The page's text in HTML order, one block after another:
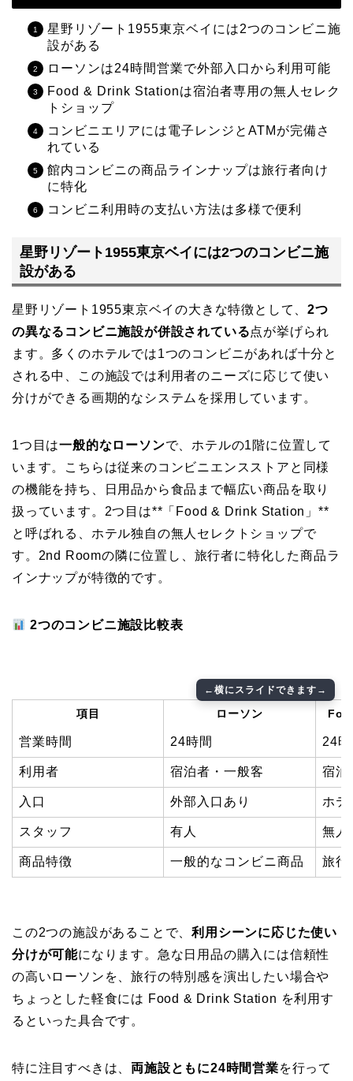
星野リゾート1955東京ベイには2つのコンビニ施
設がある
ローソンは24時間営業で外部入口から利用可能
Food & Drink Stationは宿泊者専用の無人セレク
トショップ
コンビニエリアには電子レンジとATMが完備さ
れている
館内コンビニの商品ラインナップは旅行者向け
に特化
コンビニ利用時の支払い方法は多様で便利
星野リゾート1955東京ベイには2つのコンビニ施
設がある
星野リゾート1955東京ベイの大きな特徴として、2つ
の異なるコンビニ施設が併設されている点が挙げられ
ます。多くのホテルでは1つのコンビニがあれば十分と
される中、この施設では利用者のニーズに応じて使い
分けができる画期的なシステムを採用しています。
1つ目は一般的なローソンで、ホテルの1階に位置して
います。こちらは従来のコンビニエンスストアと同様
の機能を持ち、日用品から食品まで幅広い商品を取り
扱っています。2つ目は**「Food & Drink Station」**
と呼ばれる、ホテル独自の無人セレクトショップで
す。2nd Roomの隣に位置し、旅行者に特化した商品ラ
インナップが特徴的です。
2つのコンビニ施設比較表
項目 ローソン
営業時間 24時間 24
利用者 宿泊者・一般客 宿泊
入口 外部入口あり ホテ
スタッフ 有人 無人
商品特徴 一般的なコンビニ商品 旅行
この2つの施設があることで、利用シーンに応じた使い
分けが可能になります。急な日用品の購入には信頼性
の高いローソンを、旅行の特別感を演出したい場合や
ちょっとした軽食には Food & Drink Station を利用す
るといった具合です。
特に注目すべきは、 両施設ともに24時間営業を行って